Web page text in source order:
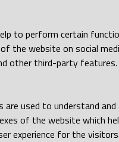
to perform certain
the website on social
other third-party features.
are used to understand
of the website which
experience for the visitors.